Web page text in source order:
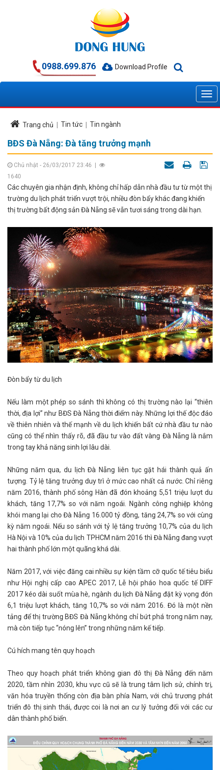
0988.699.876 Download Profile
Trang chủ Tin tức Tin ngành
BĐS Đà Nẵng: Đà tăng trưởng mạnh
Chủ nhật - 26/03/2017 23:46
1640
Các chuyên gia nhận định, không chỉ hấp dẫn nhà đầu tư từ một thị
trường du lịch phát triển vượt trội, nhiều đòn bẩy khác đang khiến
thị trường bất động sản Đà Nẵng sẽ vẫn tươi sáng trong dài hạn.
Đòn bẩy từ du lịch
Nếu làm một phép so sánh thì không có thị trường nào lại “thiên
thời, địa lợi” như BĐS Đà Nẵng thời điểm này. Những lợi thế độc đáo
về thiên nhiên và thế mạnh về du lịch khiến bất cứ nhà đầu tư nào
cũng có thể nhìn thấy rõ, đã đầu tư vào đất vàng Đà Nẵng là nắm
trong tay khả năng sinh lợi lâu dài.
Những năm qua, du lịch Đà Nẵng liên tục gặt hái thành quả ấn
tượng. Tỷ lệ tăng trưởng duy trì ở mức cao nhất cả nước. Chỉ riêng
năm 2016, thành phố sông Hàn đã đón khoảng 5,51 triệu lượt du
khách, tăng 17,7% so với năm ngoái. Ngành công nghiệp không
khói mang lại cho Đà Nẵng 16.000 tỷ đồng, tăng 24,7% so với cùng
kỳ năm ngoái. Nếu so sánh với tỷ lệ tăng trưởng 10,7% của du lịch
Hà Nội và 10% của du lịch TPHCM năm 2016 thì Đà Nẵng đang vượt
hai thành phố lớn một quãng khá dài.
Năm 2017, với việc đăng cai nhiều sự kiện tầm cỡ quốc tế tiêu biểu
như Hội nghị cấp cao APEC 2017, Lễ hội pháo hoa quốc tế DIFF
2017 kéo dài suốt mùa hè, ngành du lịch Đà Nẵng đặt kỳ vọng đón
6,1 triệu lượt khách, tăng 10,7% so với năm 2016. Đó là một nền
tảng để thị trường BĐS Đà Nẵng không chỉ bứt phá trong năm nay,
mà còn tiếp tục “nóng lên” trong những năm kế tiếp.
Cú hích mang tên quy hoạch
Theo quy hoạch phát triển không gian đô thị Đà Nẵng đến năm
2020, tầm nhìn 2030, khu vực cũ sẽ là trung tâm lịch sử, chính trị,
văn hóa truyền thống còn địa bàn phía Nam, với chủ trương phát
triển đô thị sinh thái, được coi là nơi an cư lý tưởng đối với các cư
dân thành phố biển.